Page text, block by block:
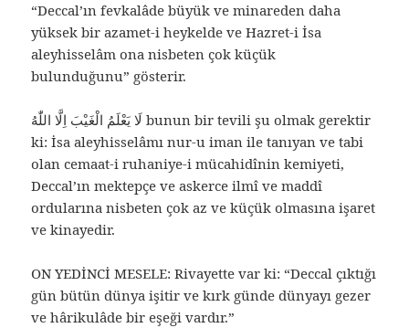
“Deccal’ın fevkalâde büyük ve minareden daha
yüksek bir azamet-i heykelde ve Hazret-i İsa
aleyhisselâm ona nisbeten çok küçük
bulunduğunu” gösterir.
لَا يَعْلَمُ الْغَيْبَ اِلَّا اللّٰهُ bunun bir tevili şu olmak gerektir
ki: İsa aleyhisselâmı nur-u iman ile tanıyan ve tabi
olan cemaat-i ruhaniye-i mücahidînin kemiyeti,
Deccal’ın mektepçe ve askerce ilmî ve maddî
ordularına nisbeten çok az ve küçük olmasına işaret
ve kinayedir.
ON YEDİNCİ MESELE: Rivayette var ki: “Deccal çıktığı
gün bütün dünya işitir ve kırk günde dünyayı gezer
ve hârikulâde bir eşeği vardır.”